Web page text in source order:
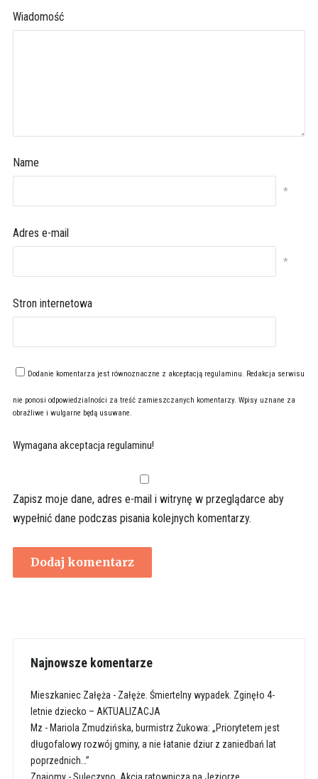
Wiadomość
Name
*
Adres e-mail
*
Stron internetowa
Dodanie komentarza jest równoznaczne z akceptacją regulaminu. Redakcja serwisu
nie ponosi odpowiedzialności za treść zamieszczanych komentarzy. Wpisy uznane za
obraźliwe i wulgarne będą usuwane.
Wymagana akceptacja regulaminu!
Zapisz moje dane, adres e-mail i witrynę w przeglądarce aby
wypełnić dane podczas pisania kolejnych komentarzy.
Najnowsze komentarze
Mieszkaniec Załęża - Załęże. Śmiertelny wypadek. Zginęło 4-
letnie dziecko – AKTUALIZACJA
Mz - Mariola Zmudzińska, burmistrz Żukowa: „Priorytetem jest
długofalowy rozwój gminy, a nie łatanie dziur z zaniedbań lat
poprzednich…”